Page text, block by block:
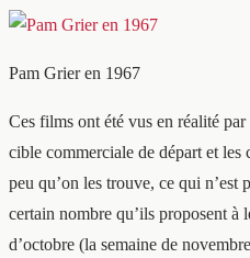
Pam Grier en 1967
Ces films ont été vus en réalité
cible commerciale de départ et les
peu qu’on les trouve, ce qui n’est
certain nombre qu’ils proposent à
d’octobre (la semaine de